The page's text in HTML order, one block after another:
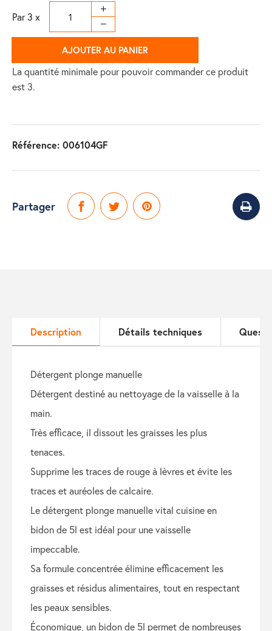
Par 3 x
AJOUTER AU PANIER
La quantité minimale pour pouvoir commander ce produit
est 3.
Référence: 006104GF
Partager
Description Détails techniques
détergent plonge manuelle
détergent destiné au nettoyage de la vaisselle à la
main.
très efficace, il dissout les graisses les plus
tenaces.
supprime les traces de rouge à lèvres et évite les
traces et auréoles de calcaire.
le détergent plonge manuelle vital cuisine en
bidon de 5l est idéal pour une vaisselle
impeccable.
sa formule concentrée élimine efficacement les
graisses et résidus alimentaires, tout en respectant
les peaux sensibles.
économique, un bidon de 5l permet de nombreuses